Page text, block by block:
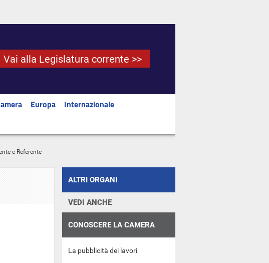
Vai alla Legislatura corrente >>
Europa
Internazionale
e Referente
ALTRI ORGANI
VEDI ANCHE
CONOSCERE LA CAMERA
La pubblicità dei lavori